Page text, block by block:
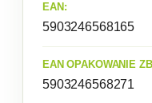
EAN:
5903246568165
EAN OPAKOWANIE
5903246568271